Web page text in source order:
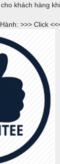
khách hàng
>>> Click